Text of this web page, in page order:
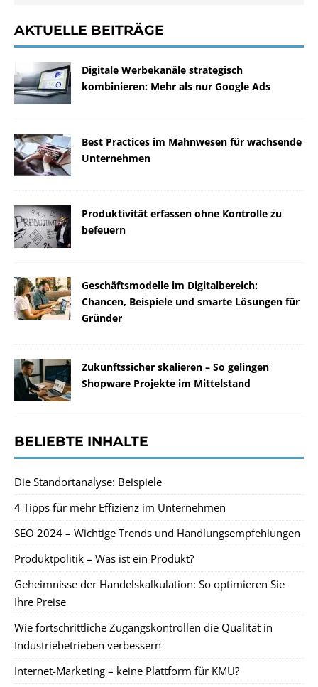
AKTUELLE BEITRÄGE
Digitale Werbekanäle strategisch
kombinieren: Mehr als nur Google Ads
Best Practices im Mahnwesen für wachsende
Unternehmen
Produktivität erfassen ohne Kontrolle zu
befeuern
Geschäftsmodelle im Digitalbereich:
Chancen, Beispiele und smarte Lösungen für
Gründer
Zukunftssicher skalieren – So gelingen
Shopware Projekte im Mittelstand
BELIEBTE INHALTE
Die Standortanalyse: Beispiele
4 Tipps für mehr Effizienz im Unternehmen
SEO 2024 – Wichtige Trends und Handlungsempfehlungen
Produktpolitik – Was ist ein Produkt?
Geheimnisse der Handelskalkulation: So optimieren Sie
Ihre Preise
Wie fortschrittliche Zugangskontrollen die Qualität in
Industriebetrieben verbessern
Internet-Marketing – keine Plattform für KMU?